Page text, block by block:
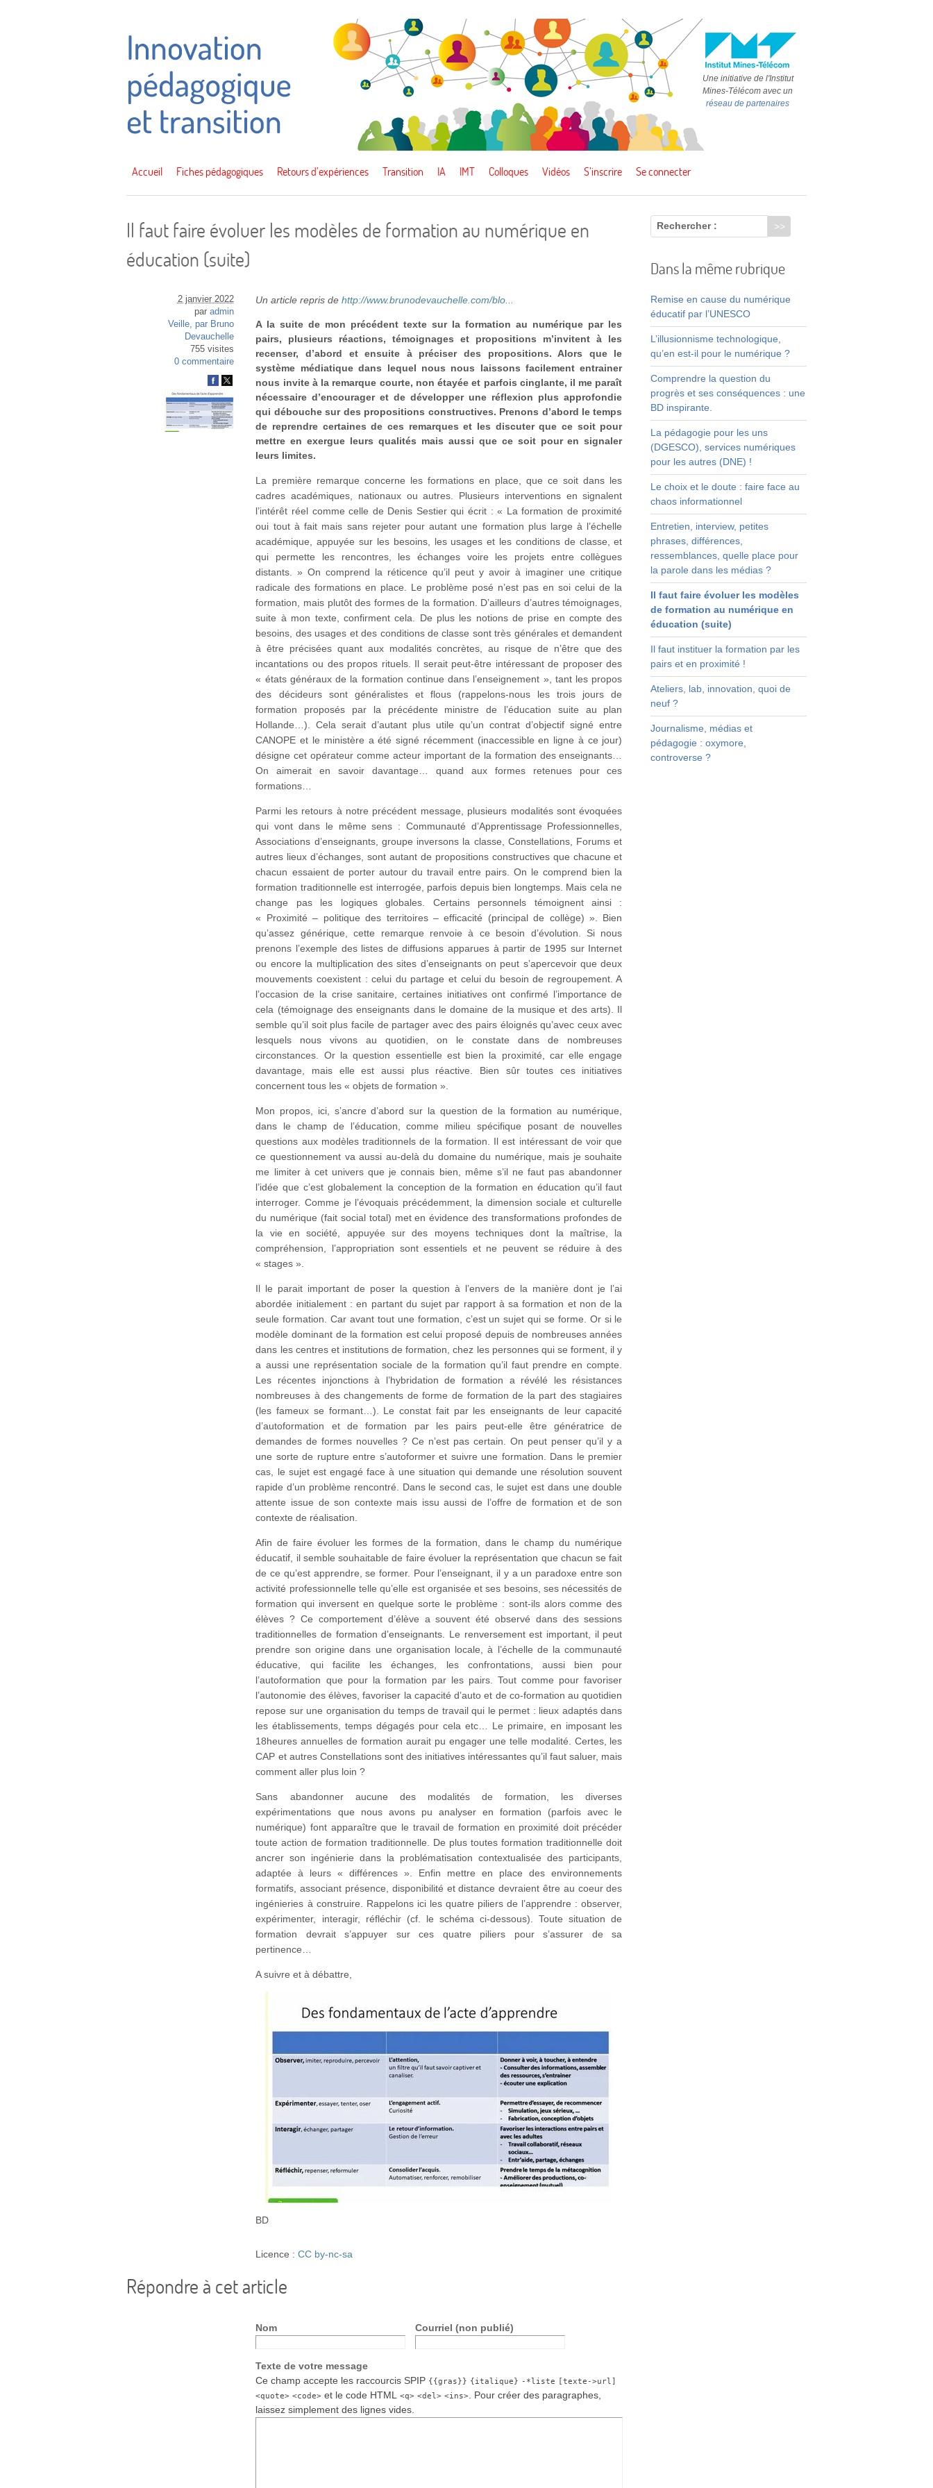
Une initiative de l'Institut
Mines-Télécom avec un
réseau de partenaires
Accueil Fiches pédagogiques Retours d’expériences Transition IA IMT Colloques Vidéos S’inscrire Se connecter
Il faut faire évoluer les modèles de formation au numérique en
éducation (suite)
2 janvier 2022
par admin
Veille, par Bruno
Devauchelle
755 visites
0 commentaire
Un article repris dehttp://www.brunodevauchelle.com/blo...
A la suite de mon précédent texte sur la formation au numérique par les
pairs, plusieurs réactions, témoignages et propositions m’invitent à les
recenser, d’abord et ensuite à préciser des propositions. Alors que le
système médiatique dans lequel nous nous laissons facilement entrainer
nous invite à la remarque courte, non étayée et parfois cinglante, il me paraît
nécessaire d’encourager et de développer une réflexion plus approfondie
qui débouche sur des propositions constructives. Prenons d’abord le temps
de reprendre certaines de ces remarques et les discuter que ce soit pour
mettre en exergue leurs qualités mais aussi que ce soit pour en signaler
leurs limites.
La première remarque concerne les formations en place, que ce soit dans les
cadres académiques, nationaux ou autres. Plusieurs interventions en signalent
l’intérêt réel comme celle de Denis Sestier qui écrit : « La formation de proximité
oui tout à fait mais sans rejeter pour autant une formation plus large à l’échelle
académique, appuyée sur les besoins, les usages et les conditions de classe, et
qui permette les rencontres, les échanges voire les projets entre collègues
distants. » On comprend la réticence qu’il peut y avoir à imaginer une critique
radicale des formations en place. Le problème posé n’est pas en soi celui de la
formation, mais plutôt des formes de la formation. D’ailleurs d’autres témoignages,
suite à mon texte, confirment cela. De plus les notions de prise en compte des
besoins, des usages et des conditions de classe sont très générales et demandent
à être précisées quant aux modalités concrètes, au risque de n’être que des
incantations ou des propos rituels. Il serait peut-être intéressant de proposer des
« états généraux de la formation continue dans l’enseignement », tant les propos
des décideurs sont généralistes et flous (rappelons-nous les trois jours de
formation proposés par la précédente ministre de l’éducation suite au plan
Hollande…). Cela serait d’autant plus utile qu’un contrat d’objectif signé entre
CANOPE et le ministère a été signé récemment (inaccessible en ligne à ce jour)
désigne cet opérateur comme acteur important de la formation des enseignants…
On aimerait en savoir davantage… quand aux formes retenues pour ces
formations…
Parmi les retours à notre précédent message, plusieurs modalités sont évoquées
qui vont dans le même sens : Communauté d’Apprentissage Professionnelles,
Associations d’enseignants, groupe inversons la classe, Constellations, Forums et
autres lieux d’échanges, sont autant de propositions constructives que chacune et
chacun essaient de porter autour du travail entre pairs. On le comprend bien la
formation traditionnelle est interrogée, parfois depuis bien longtemps. Mais cela ne
change pas les logiques globales. Certains personnels témoignent ainsi :
« Proximité – politique des territoires – efficacité (principal de collège) ». Bien
qu’assez générique, cette remarque renvoie à ce besoin d’évolution. Si nous
prenons l’exemple des listes de diffusions apparues à partir de 1995 sur Internet
ou encore la multiplication des sites d’enseignants on peut s’apercevoir que deux
mouvements coexistent : celui du partage et celui du besoin de regroupement. A
l’occasion de la crise sanitaire, certaines initiatives ont confirmé l’importance de
cela (témoignage des enseignants dans le domaine de la musique et des arts). Il
semble qu’il soit plus facile de partager avec des pairs éloignés qu’avec ceux avec
lesquels nous vivons au quotidien, on le constate dans de nombreuses
circonstances. Or la question essentielle est bien la proximité, car elle engage
davantage, mais elle est aussi plus réactive. Bien sûr toutes ces initiatives
concernent tous les « objets de formation ».
Mon propos, ici, s’ancre d’abord sur la question de la formation au numérique,
dans le champ de l’éducation, comme milieu spécifique posant de nouvelles
questions aux modèles traditionnels de la formation. Il est intéressant de voir que
ce questionnement va aussi au-delà du domaine du numérique, mais je souhaite
me limiter à cet univers que je connais bien, même s’il ne faut pas abandonner
l’idée que c’est globalement la conception de la formation en éducation qu’il faut
interroger. Comme je l’évoquais précédemment, la dimension sociale et culturelle
du numérique (fait social total) met en évidence des transformations profondes de
la vie en société, appuyée sur des moyens techniques dont la maîtrise, la
compréhension, l’appropriation sont essentiels et ne peuvent se réduire à des
« stages ».
Il le parait important de poser la question à l’envers de la manière dont je l’ai
abordée initialement : en partant du sujet par rapport à sa formation et non de la
seule formation. Car avant tout une formation, c’est un sujet qui se forme. Or si le
modèle dominant de la formation est celui proposé depuis de nombreuses années
dans les centres et institutions de formation, chez les personnes qui se forment, il y
a aussi une représentation sociale de la formation qu’il faut prendre en compte.
Les récentes injonctions à l’hybridation de formation a révélé les résistances
nombreuses à des changements de forme de formation de la part des stagiaires
(les fameux se formant…). Le constat fait par les enseignants de leur capacité
d’autoformation et de formation par les pairs peut-elle être génératrice de
demandes de formes nouvelles ? Ce n’est pas certain. On peut penser qu’il y a
une sorte de rupture entre s’autoformer et suivre une formation. Dans le premier
cas, le sujet est engagé face à une situation qui demande une résolution souvent
rapide d’un problème rencontré. Dans le second cas, le sujet est dans une double
attente issue de son contexte mais issu aussi de l’offre de formation et de son
contexte de réalisation.
Afin de faire évoluer les formes de la formation, dans le champ du numérique
éducatif, il semble souhaitable de faire évoluer la représentation que chacun se fait
de ce qu’est apprendre, se former. Pour l’enseignant, il y a un paradoxe entre son
activité professionnelle telle qu’elle est organisée et ses besoins, ses nécessités de
formation qui inversent en quelque sorte le problème : sont-ils alors comme des
élèves ? Ce comportement d’élève a souvent été observé dans des sessions
traditionnelles de formation d’enseignants. Le renversement est important, il peut
prendre son origine dans une organisation locale, à l’échelle de la communauté
éducative, qui facilite les échanges, les confrontations, aussi bien pour
l’autoformation que pour la formation par les pairs. Tout comme pour favoriser
l’autonomie des élèves, favoriser la capacité d’auto et de co-formation au quotidien
repose sur une organisation du temps de travail qui le permet : lieux adaptés dans
les établissements, temps dégagés pour cela etc… Le primaire, en imposant les
18heures annuelles de formation aurait pu engager une telle modalité. Certes, les
CAP et autres Constellations sont des initiatives intéressantes qu’il faut saluer, mais
comment aller plus loin ?
Sans abandonner aucune des modalités de formation, les diverses
expérimentations que nous avons pu analyser en formation (parfois avec le
numérique) font apparaître que le travail de formation en proximité doit précéder
toute action de formation traditionnelle. De plus toutes formation traditionnelle doit
ancrer son ingénierie dans la problématisation contextualisée des participants,
adaptée à leurs « différences ». Enfin mettre en place des environnements
formatifs, associant présence, disponibilité et distance devraient être au coeur des
ingénieries à construire. Rappelons ici les quatre piliers de l’apprendre : observer,
expérimenter, interagir, réfléchir (cf. le schéma ci-dessous). Toute situation de
formation devrait s’appuyer sur ces quatre piliers pour s’assurer de sa
pertinence…
A suivre et à débattre,
BD
Licence :CC by-nc-sa
Répondre à cet article
Nom Courriel (non publié)
Texte de votre message
Ce champ accepte les raccourcis SPIP {{gras}} {italique} -*liste [texte->url]
<quote> <code> et le code HTML<q> <del> <ins>
. Pour créer des paragraphes,
laissez simplement des lignes vides.
Rechercher :
Dans la même rubrique
Remise en cause du numérique
éducatif par l’UNESCO
L’illusionnisme technologique,
qu’en est-il pour le numérique ?
Comprendre la question du
progrès et ses conséquences : une
BD inspirante.
La pédagogie pour les uns
(DGESCO), services numériques
pour les autres (DNE) !
Le choix et le doute : faire face au
chaos informationnel
Entretien, interview, petites
phrases, différences,
ressemblances, quelle place pour
la parole dans les médias ?
Il faut faire évoluer les modèles
de formation au numérique en
éducation (suite)
Il faut instituer la formation par les
pairs et en proximité !
Ateliers, lab, innovation, quoi de
neuf ?
Journalisme, médias et
pédagogie : oxymore,
controverse ?